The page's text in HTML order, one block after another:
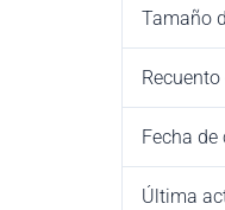
Tamaño
Fecha de
Última